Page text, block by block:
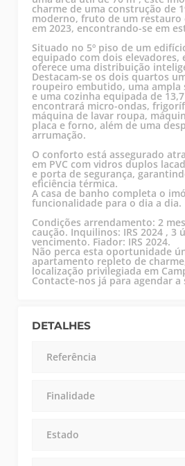
charme de uma construção de
moderno, fruto de um restauro
em 2023, encontrando-se em
Situado no 5º piso de um
equipado com dois elevadores,
oferece uma distribuição
Destacam-se os dois quartos
roupeiro embutido, uma ampla
e uma cozinha equipada de
encontrará micro-ondas,
máquina de lavar roupa,
placa e forno, além de uma
arrumação.
O conforto está assegurado
em PVC com vidros duplos
e porta de segurança,
eficiência térmica.
A casa de banho completa o
funcionalidade para o dia a dia.
Condições arrendamento: 2
caução. Inquilinos: IRS 2024 , 3
vencimento. Fiador: IRS 2024.
Não perca esta oportunidade
apartamento repleto de
localização privilegiada em
Contacte-nos já para agendar a
DETALHES
Referência
Finalidade
Estado